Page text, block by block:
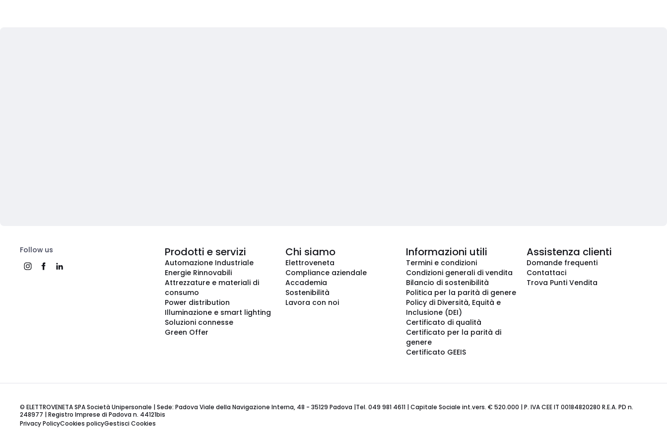
Follow us Prodotti e servizi
Automazione Industriale
Energie Rinnovabili
Attrezzature e materiali di
consumo
Power distribution
Illuminazione e smart lighting
Soluzioni connesse
Green Offer
Chi siamo
Elettroveneta
Compliance aziendale
Accademia
Sostenibilità
Lavora con noi
Informazioni utili
Termini e condizioni
Condizioni generali di vendita
Bilancio di sostenibilità
Politica per la parità di genere
Policy di Diversità, Equità e
Inclusione (DEI)
Certificato di qualità
Certificato per la parità di
genere
Certificato GEEIS
Assistenza clienti
Domande frequenti
Contattaci
Trova Punti Vendita
© ELETTROVENETA SPA Società Unipersonale | Sede: Padova Viale della Navigazione Interna, 48 - 35129 Padova |Tel. 049 981 4611 | Capitale Sociale int.vers. € 520.000 | P. IVA CEE IT 00184820280 R.E.A. PD n.
248977 | Registro Imprese di Padova n. 44121bis
Privacy PolicyCookies policyGestisci Cookies